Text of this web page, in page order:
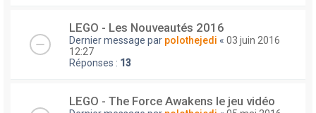
LEGO - Les Nouveautés 2016
Dernier message par polothejedi « 03 juin 2016
12:27
Réponses : 13
LEGO - The Force Awakens le jeu vidéo